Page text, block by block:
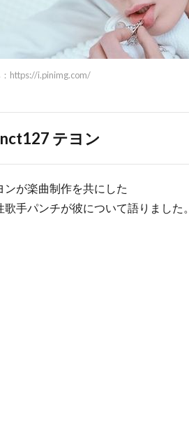
https://i.pinimg.com/
nct127 テヨン
ンが楽曲制作を共にした
歌手パンチが彼について語りました。